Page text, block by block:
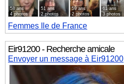
58 ans
4 photos
51 ans
2 photos
59 ans
2 photos
61 ans
3 photos
Femmes Ile de France
Eir91200 - Recherche amicale
Envoyer un message à Eir91200